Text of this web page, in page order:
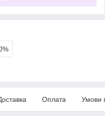
Оплата Умови